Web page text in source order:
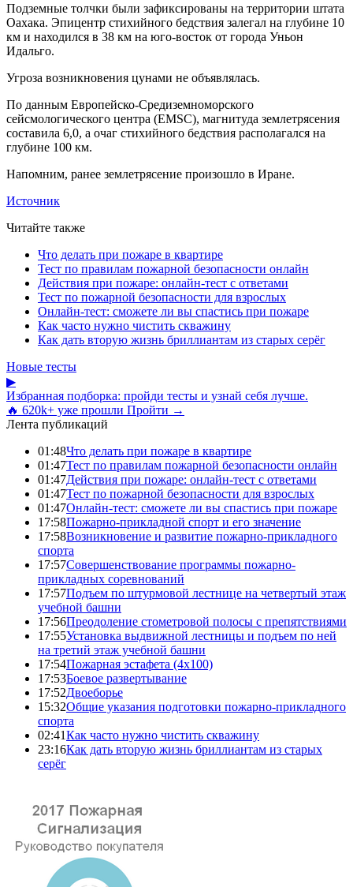
Подземные толчки были зафиксированы на территории штата
Оахака. Эпицентр стихийного бедствия залегал на глубине 10
км и находился в 38 км на юго-восток от города Уньон
Идальго.
Угроза возникновения цунами не объявлялась.
По данным Европейско-Средиземноморского
сейсмологического центра (EMSC), магнитуда землетрясения
составила 6,0, а очаг стихийного бедствия располагался на
глубине 100 км.
Напомним, ранее землетрясение произошло в Иране.
Источник
Читайте также
Что делать при пожаре в квартире
Тест по правилам пожарной безопасности онлайн
Действия при пожаре: онлайн-тест с ответами
Тест по пожарной безопасности для взрослых
Онлайн-тест: сможете ли вы спастись при пожаре
Как часто нужно чистить скважину
Как дать вторую жизнь бриллиантам из старых серёг
Новые тесты
▶
Избранная подборка: пройди тесты и узнай себя лучше.
🔥 620k+ уже прошли Пройти →
Лента публикаций
01:48Что делать при пожаре в квартире
01:47Тест по правилам пожарной безопасности онлайн
01:47Действия при пожаре: онлайн-тест с ответами
01:47Тест по пожарной безопасности для взрослых
01:47Онлайн-тест: сможете ли вы спастись при пожаре
17:58Пожарно-прикладной спорт и его значение
17:58Возникновение и развитие пожарно-прикладного
спорта
17:57Совершенствование программы пожарно-
прикладных соревнований
17:57Подъем по штурмовой лестнице на четвертый этаж
учебной башни
17:56Преодоление стометровой полосы с препятствиями
17:55Установка выдвижной лестницы и подъем по ней
на третий этаж учебной башни
17:54Пожарная эстафета (4x100)
17:53Боевое развертывание
17:52Двоеборье
15:32Общие указания подготовки пожарно-прикладного
спорта
02:41Как часто нужно чистить скважину
23:16Как дать вторую жизнь бриллиантам из старых
серёг